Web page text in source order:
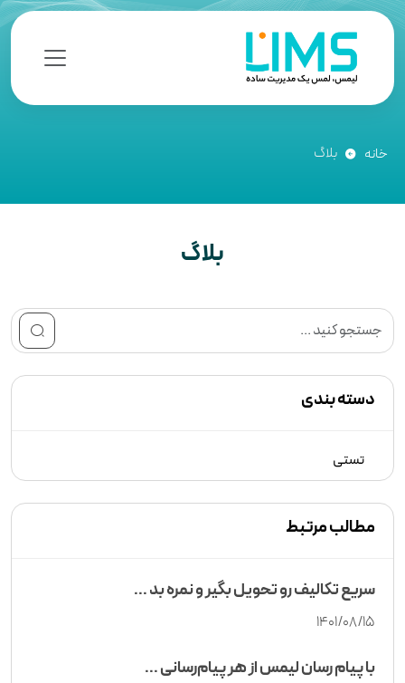
خانه بلاگ
بلاگ
دسته بندی
تستی
مطالب مرتبط
سریع تکالیف رو تحویل بگیر و نمره بد ...
1401/08/15
با پیام رسان لیمس از هر پیام‌رسانی ...